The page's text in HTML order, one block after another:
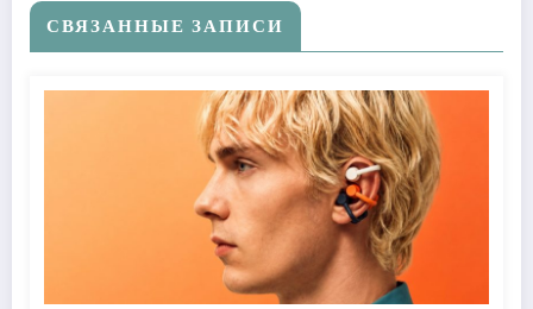
СВЯЗАННЫЕ ЗАПИСИ